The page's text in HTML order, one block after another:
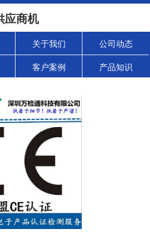
应商机
关于我们 公司动态
客户案例 产品知识